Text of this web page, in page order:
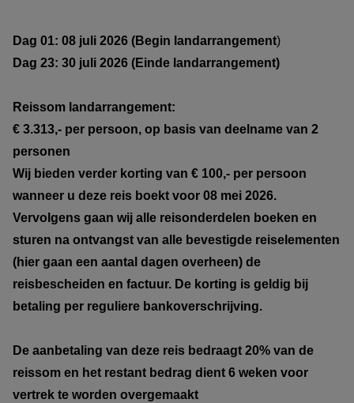
Dag 01: 08 juli 2026 (Begin landarrangement)
Dag 23: 30 juli 2026 (Einde landarrangement)
Reissom landarrangement:
€ 3.313,- per persoon, op basis van deelname van 2
personen
Wij bieden verder korting van € 100,- per persoon
wanneer u deze reis boekt voor 08 mei 2026.
Vervolgens gaan wij alle reisonderdelen boeken en
sturen na ontvangst van alle bevestigde reiselementen
(hier gaan een aantal dagen overheen) de
reisbescheiden en factuur. De korting is geldig bij
betaling per reguliere bankoverschrijving.
De aanbetaling van deze reis bedraagt 20% van de
reissom en het restant bedrag dient 6 weken voor
vertrek te worden overgemaakt